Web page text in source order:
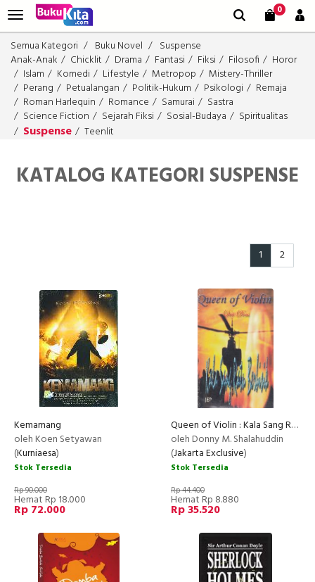
0
Semua Kategori Buku Novel
Suspense
Anak-Anak
Chicklit Drama Fantasi Fiksi Filosofi
Horor
Islam
Komedi Lifestyle Metropop
Mistery-Thriller
Perang
Petualangan Politik-Hukum Psikologi
Remaja
Roman Harlequin
Romance Samurai
Sastra
Science Fiction
Sejarah Fiksi Sosial-Budaya Spiritualitas
Suspense Teenlit
KATALOG KATEGORI SUSPENSE
1 2
Kemamang
oleh Koen Setyawan
(Kurniaesa)
Stok Tersedia
Rp 90.000
Hemat Rp 18.000
Rp 72.000
Queen of Violin : Kala Sang Ratu Berbisik (2006)
oleh Donny M. Shalahuddin
(Jakarta Exclusive)
Stok Tersedia
Rp 44.400
Hemat Rp 8.880
Rp 35.520